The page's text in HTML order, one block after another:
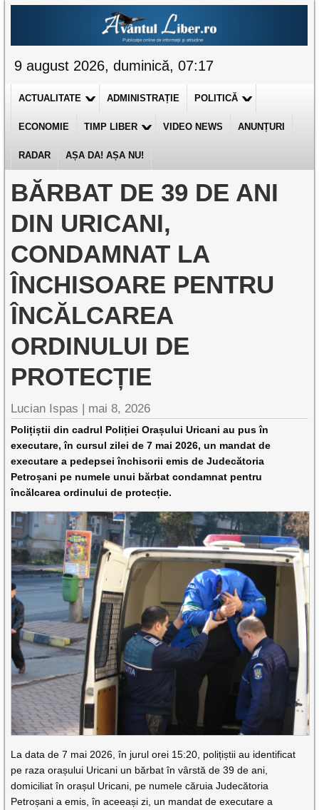
9 august 2026, duminică, 07:17
ACTUALITATE ADMINISTRAȚIE POLITICĂ
ECONOMIE TIMP LIBER VIDEO NEWS ANUNȚURI
RADAR AȘA DA! AȘA NU!
BĂRBAT DE 39 DE ANI
DIN URICANI,
CONDAMNAT LA
ÎNCHISOARE PENTRU
ÎNCĂLCAREA
ORDINULUI DE
PROTECȚIE
Lucian Ispas | mai 8, 2026
Polițiștii din cadrul Poliției Orașului Uricani au pus în
executare, în cursul zilei de 7 mai 2026, un mandat de
executare a pedepsei închisorii emis de Judecătoria
Petroșani pe numele unui bărbat condamnat pentru
încălcarea ordinului de protecție.
La data de 7 mai 2026, în jurul orei 15:20, polițiștii au identificat
pe raza orașului Uricani un bărbat în vârstă de 39 de ani,
domiciliat în orașul Uricani, pe numele căruia Judecătoria
Petroșani a emis, în aceeași zi, un mandat de executare a